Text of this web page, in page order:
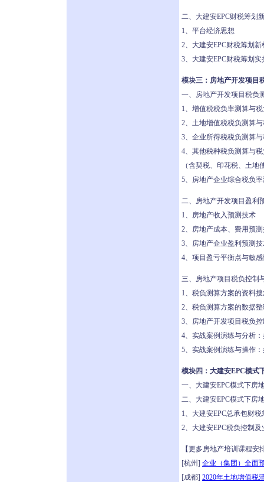
二、大建安EPC财税筹划
1、平台经济思想
2、大建安EPC财税筹划新
3、大建安EPC财税筹划
模块三：房地产开发项目
一、房地产开发项目税负
1、增值税税负率测算与
2、土地增值税税负测算
3、企业所得税税负测算
4、其他税种税负测算与
（含契税、印花税、土
5、房地产企业综合税负
二、房地产开发项目盈利
1、房地产收入预测技术
2、房地产成本、费用预
3、房地产企业盈利预测
4、项目盈亏平衡点与敏
三、房地产项目税负控制
1、税负测算方案的资料
2、税负测算方案的数据
3、房地产开发项目税负
4、实战案例演练与分析
5、实战案例演练与操作
模块四：大建安EPC模式
一、大建安EPC模式下房
二、大建安EPC模式下房
1、大建安EPC总承包财
2、大建安EPC税负控制
【更多房地产培训课程安
[杭州] 企业（集团）全面
[成都] 2020年土地增值税